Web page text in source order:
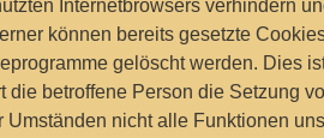
Internetbrowsers verhindern
können bereits gesetzte
gelöscht werden. Dies
die betroffene Person die Setzung
Umständen nicht alle Funktionen